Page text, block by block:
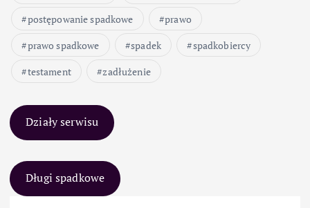
postępowanie spadkowe
prawo
prawo spadkowe
spadek
spadkobiercy
testament
zadłużenie
Działy serwisu
Długi spadkowe